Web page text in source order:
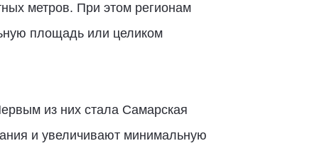
метров. При этом регионам
площадь или целиком
из них стала Самарская
и увеличивают минимальную